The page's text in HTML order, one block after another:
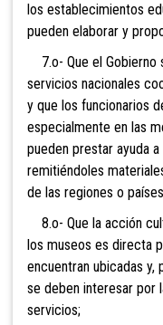
los establecimientos
pueden elaborar y
7.o- Que el Gobierno
servicios nacionales
y que los funcionarios
especialmente en las
pueden prestar ayuda
remitiéndoles
de las regiones o
8.o- Que la acción
los museos es directa
encuentran ubicadas y,
se deben interesar por
servicios;